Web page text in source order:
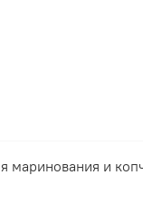
маринования и